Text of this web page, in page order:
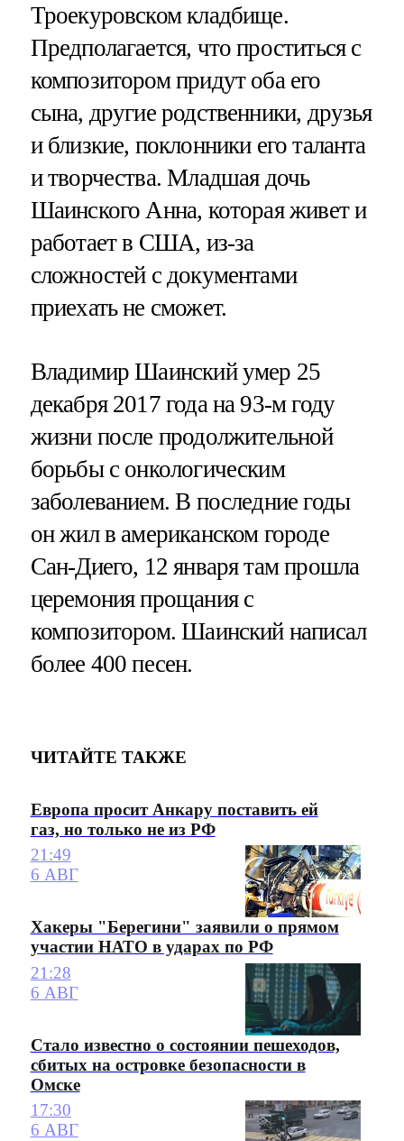
Троекуровском кладбище.
Предполагается, что проститься с
композитором придут оба его
сына, другие родственники, друзья
и близкие, поклонники его таланта
и творчества. Младшая дочь
Шаинского Анна, которая живет и
работает в США, из-за
сложностей с документами
приехать не сможет.
Владимир Шаинский умер 25
декабря 2017 года на 93-м году
жизни после продолжительной
борьбы с онкологическим
заболеванием. В последние годы
он жил в американском городе
Сан-Диего, 12 января там прошла
церемония прощания с
композитором. Шаинский написал
более 400 песен.
ЧИТАЙТЕ ТАКЖЕ
Европа просит Анкару поставить ей
газ, но только не из РФ
21:49
6 АВГ
Хакеры "Берегини" заявили о прямом
участии НАТО в ударах по РФ
21:28
6 АВГ
Стало известно о состоянии пешеходов,
сбитых на островке безопасности в
Омске
17:30
6 АВГ